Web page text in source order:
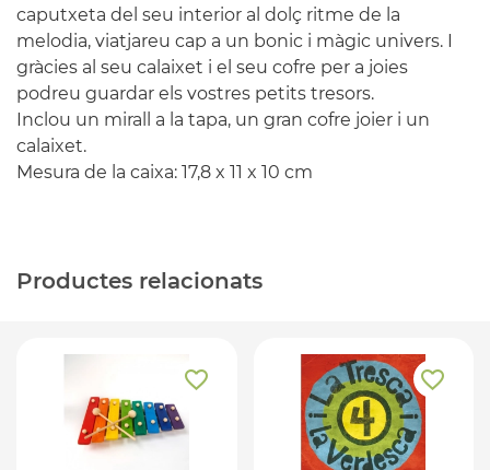
caputxeta del seu interior al dolç ritme de la
melodia, viatjareu cap a un bonic i màgic univers. I
gràcies al seu calaixet i el seu cofre per a joies
podreu guardar els vostres petits tresors.
Inclou un mirall a la tapa, un gran cofre joier i un
calaixet.
Mesura de la caixa: 17,8 x 11 x 10 cm
Productes relacionats